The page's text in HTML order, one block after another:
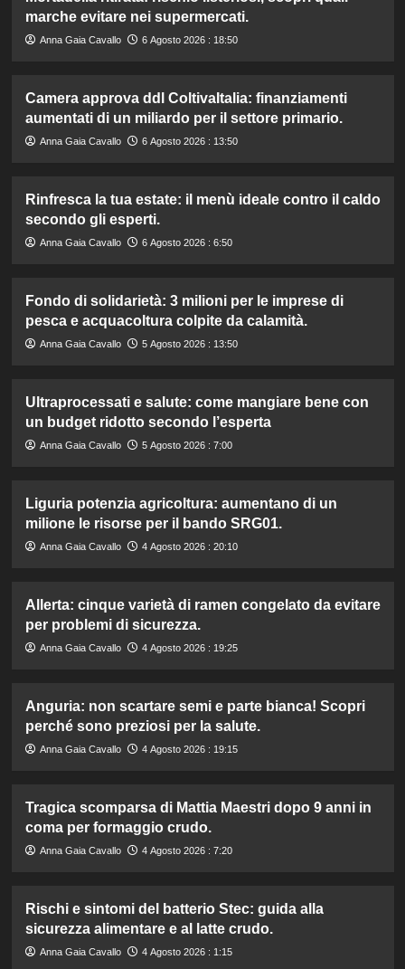
marche evitare nei supermercati.
Anna Gaia Cavallo 6 Agosto 2026 : 18:50
Camera approva ddl ColtivaItalia: finanziamenti
aumentati di un miliardo per il settore primario.
Anna Gaia Cavallo 6 Agosto 2026 : 13:50
Rinfresca la tua estate: il menù ideale contro il caldo
secondo gli esperti.
Anna Gaia Cavallo 6 Agosto 2026 : 6:50
Fondo di solidarietà: 3 milioni per le imprese di
pesca e acquacoltura colpite da calamità.
Anna Gaia Cavallo 5 Agosto 2026 : 13:50
Ultraprocessati e salute: come mangiare bene con
un budget ridotto secondo l’esperta
Anna Gaia Cavallo 5 Agosto 2026 : 7:00
Liguria potenzia agricoltura: aumentano di un
milione le risorse per il bando SRG01.
Anna Gaia Cavallo 4 Agosto 2026 : 20:10
Allerta: cinque varietà di ramen congelato da evitare
per problemi di sicurezza.
Anna Gaia Cavallo 4 Agosto 2026 : 19:25
Anguria: non scartare semi e parte bianca! Scopri
perché sono preziosi per la salute.
Anna Gaia Cavallo 4 Agosto 2026 : 19:15
Tragica scomparsa di Mattia Maestri dopo 9 anni in
coma per formaggio crudo.
Anna Gaia Cavallo 4 Agosto 2026 : 7:20
Rischi e sintomi del batterio Stec: guida alla
sicurezza alimentare e al latte crudo.
Anna Gaia Cavallo 4 Agosto 2026 : 1:15